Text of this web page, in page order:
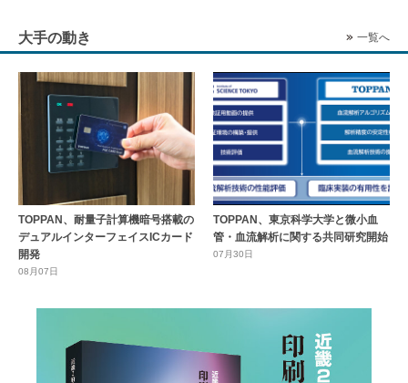
大手の動き 一覧へ
TOPPAN、耐量子計算機暗号搭載の
デュアルインターフェイスICカード
開発
08月07日
TOPPAN、東京科学大学と微小血
管・血流解析に関する共同研究開始
07月30日